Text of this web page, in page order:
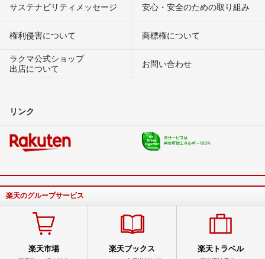
サステナビリティメッセージ 安心・安全のための取り組み
権利侵害について
商標権について
ラクマ公式ショップ
出店について
お問い合わせ
リンク
楽天のグループサービス
楽天市場 楽天ブックス 楽天トラベル